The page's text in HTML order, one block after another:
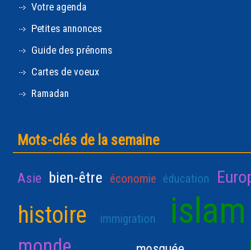
Votre agenda
Petites annonces
Guide des prénoms
Cartes de voeux
Ramadan
Mots-clés de la semaine
Asie bien-être économie éducation
histoire immigration islam